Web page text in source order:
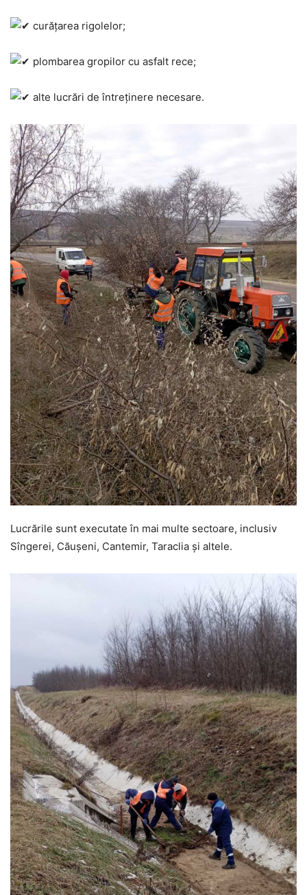
curățarea rigolelor;
plombarea gropilor cu asfalt rece;
alte lucrări de întreținere necesare.
Lucrările sunt executate în mai multe sectoare, inclusiv
Sîngerei, Căușeni, Cantemir, Taraclia și altele.